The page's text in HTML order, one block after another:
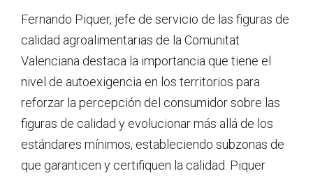
Fernando Piquer, jefe de servicio de las figuras de
calidad agroalimentarias de la Comunitat
Valenciana destaca la importancia que tiene el
nivel de autoexigencia en los territorios para
reforzar la percepción del consumidor sobre las
figuras de calidad y evolucionar más allá de los
estándares mínimos, estableciendo subzonas de
que garanticen y certifiquen la calidad. Piquer